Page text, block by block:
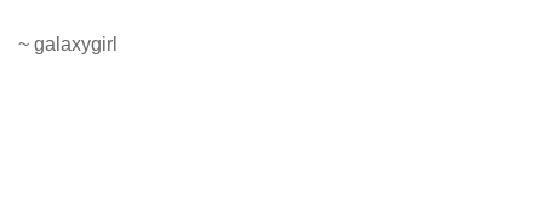
~ galaxygirl